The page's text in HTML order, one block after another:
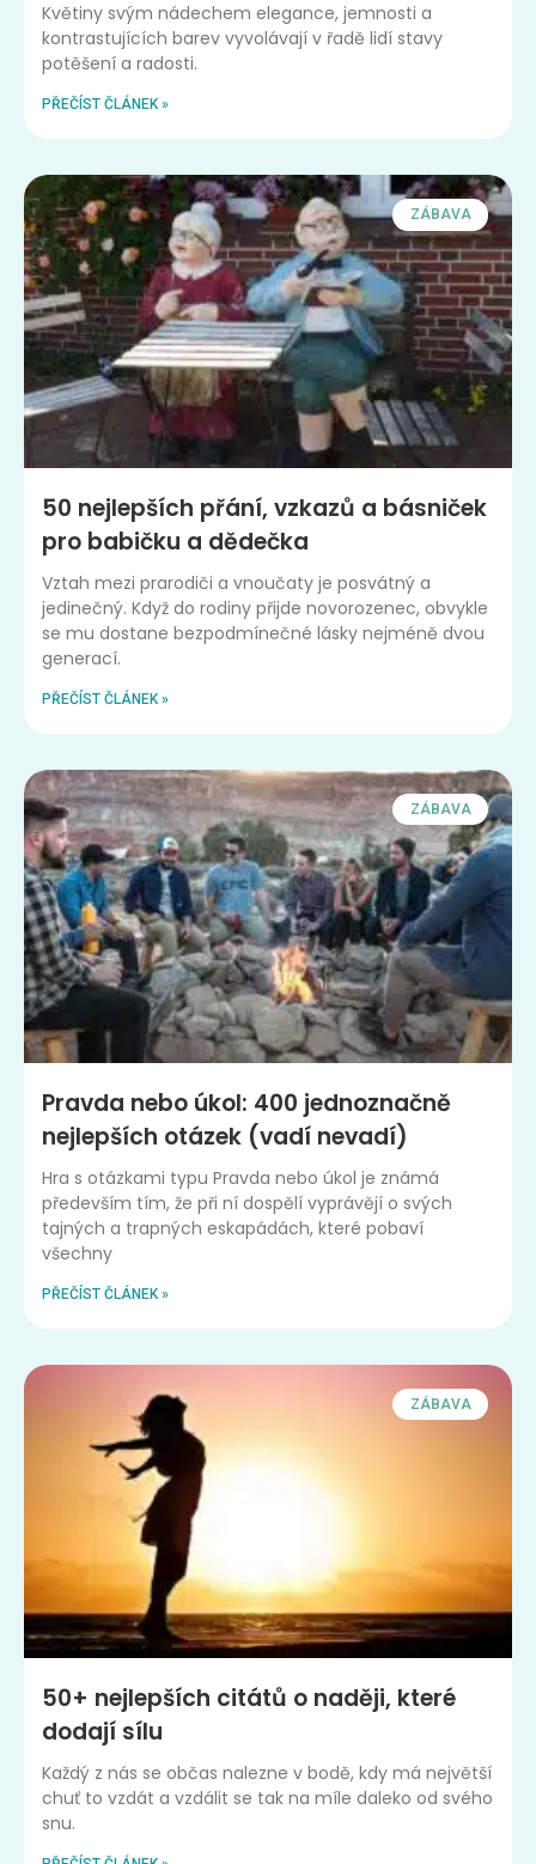
Květiny svým nádechem elegance, jemnosti a
kontrastujících barev vyvolávají v řadě lidí stavy
potěšení a radosti.
PŘEČÍST ČLÁNEK »
ZÁBAVA
50 nejlepších přání, vzkazů a básniček
pro babičku a dědečka
Vztah mezi prarodiči a vnoučaty je posvátný a
jedinečný. Když do rodiny přijde novorozenec, obvykle
se mu dostane bezpodmínečné lásky nejméně dvou
generací.
PŘEČÍST ČLÁNEK »
ZÁBAVA
Pravda nebo úkol: 400 jednoznačně
nejlepších otázek (vadí nevadí)
Hra s otázkami typu Pravda nebo úkol je známá
především tím, že při ní dospělí vyprávějí o svých
tajných a trapných eskapádách, které pobaví
všechny
PŘEČÍST ČLÁNEK »
ZÁBAVA
50+ nejlepších citátů o naději, které
dodají sílu
Každý z nás se občas nalezne v bodě, kdy má největší
chuť to vzdát a vzdálit se tak na míle daleko od svého
snu.